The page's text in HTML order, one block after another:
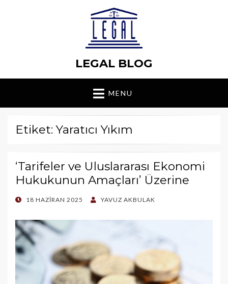
LEGAL BLOG
MENU
Etiket: Yaratıcı Yıkım
‘Tarifeler ve Uluslararası Ekonomi
Hukukunun Amaçları’ Üzerine
POSTED
18 HAZIRAN 2025 YAVUZ AKBULAK